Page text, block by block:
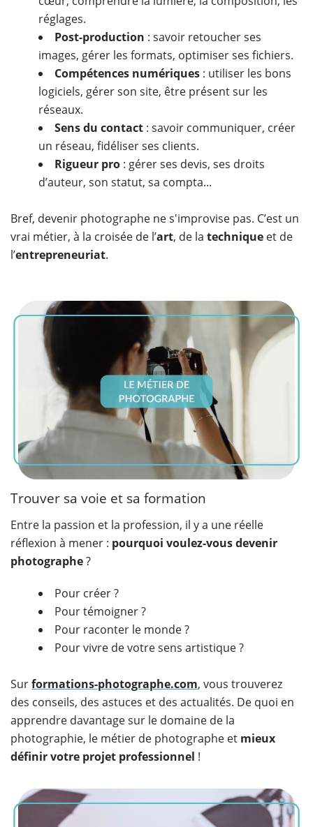
réglages.
Post-production : savoir retoucher ses
images, gérer les formats, optimiser ses fichiers.
Compétences numériques : utiliser les bons
logiciels, gérer son site, être présent sur les
réseaux.
Sens du contact : savoir communiquer, créer
un réseau, fidéliser ses clients.
Rigueur pro : gérer ses devis, ses droits
d’auteur, son statut, sa compta...
Bref, devenir photographe ne s'improvise pas. C’est un
vrai métier, à la croisée de l’art, de la technique et de
l’entrepreneuriat.
Trouver sa voie et sa formation
Entre la passion et la profession, il y a une réelle
réflexion à mener : pourquoi voulez-vous devenir
photographe?
Pour créer ?
Pour témoigner ?
Pour raconter le monde ?
Pour vivre de votre sens artistique ?
​Surformations-photographe.com, vous trouverez
des conseils, des astuces et des actualités. De quoi en
apprendre davantage sur le domaine de la
photographie, le métier de photographe et mieux
définir votre projet professionnel !